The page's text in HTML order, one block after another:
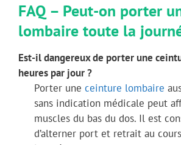
FAQ – Peut-on porter
lombaire toute la
Est-il dangereux de porter une
heures par jour ?
Porter une ceinture lombaire
sans indication médicale peut
muscles du bas du dos. Il est
d’alterner port et retrait au